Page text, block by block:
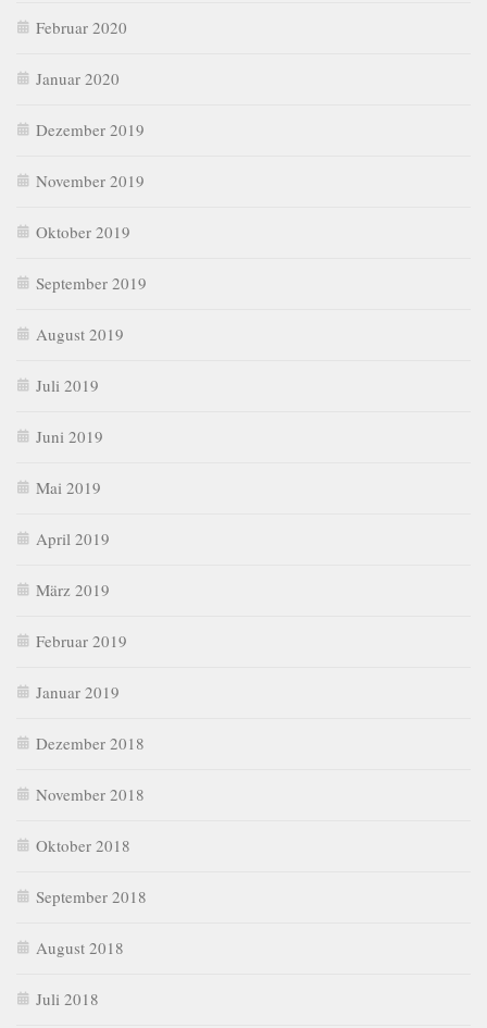
Februar 2020
Januar 2020
Dezember 2019
November 2019
Oktober 2019
September 2019
August 2019
Juli 2019
Juni 2019
Mai 2019
April 2019
März 2019
Februar 2019
Januar 2019
Dezember 2018
November 2018
Oktober 2018
September 2018
August 2018
Juli 2018